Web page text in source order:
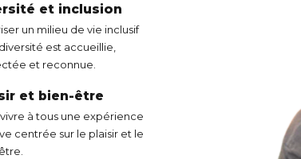
et inclusion
un milieu de vie inclusif
est accueillie,
et reconnue.
et bien-être
à tous une expérience
centrée sur le plaisir et le